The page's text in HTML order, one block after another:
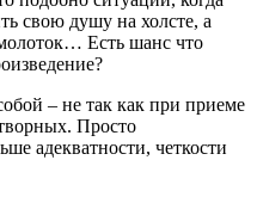
свою душу на холсте, а
Есть шанс что
– не так как при приеме
Просто
адекватности, четкости